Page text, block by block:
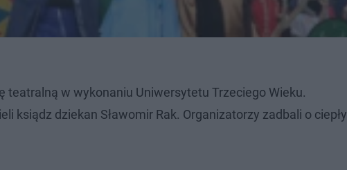
teatralną w wykonaniu Uniwersytetu Trzeciego Wieku.
ksiądz dziekan Sławomir Rak. Organizatorzy zadbali o ciepły